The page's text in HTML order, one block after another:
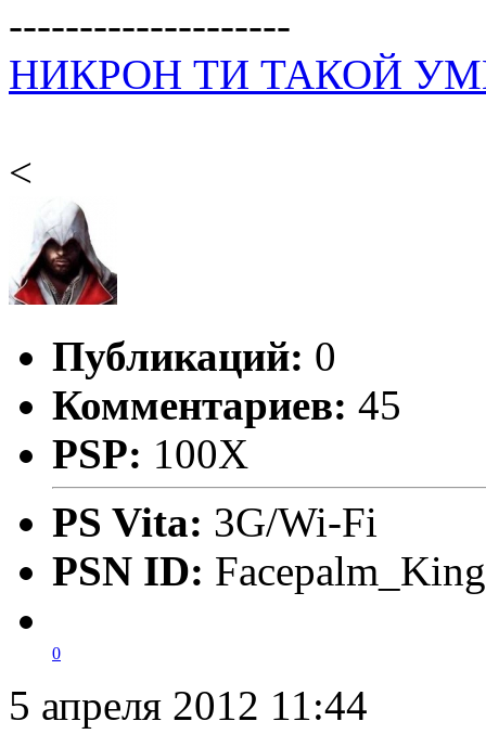
--------------------
НИКРОН ТИ ТАКОЙ
<
Публикаций: 0
Комментариев: 45
PSP: 100X
PS Vita: 3G/Wi-Fi
PSN ID: Facepalm_King
0
5 апреля 2012 11:44